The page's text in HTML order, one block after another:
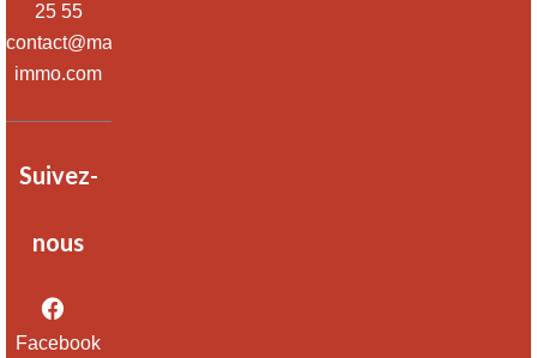
25 55
contact@massena-
immo.com
Suivez-
nous
Facebook